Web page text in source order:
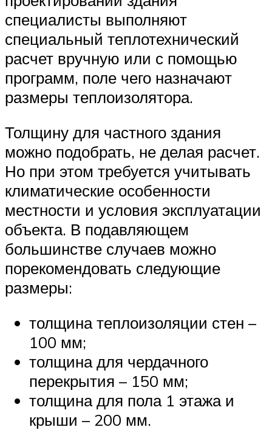
специалисты выполняют
специальный теплотехнический
расчет вручную или с помощью
программ, поле чего назначают
размеры теплоизолятора.
Толщину для частного здания
можно подобрать, не делая расчет.
Но при этом требуется учитывать
климатические особенности
местности и условия эксплуатации
объекта. В подавляющем
большинстве случаев можно
порекомендовать следующие
размеры:
толщина теплоизоляции стен –
100 мм;
толщина для чердачного
перекрытия – 150 мм;
толщина для пола 1 этажа и
крыши – 200 мм.